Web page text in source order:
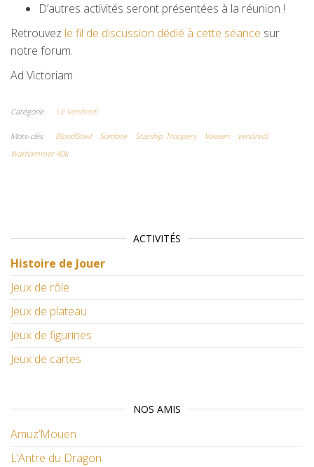
D’autres activités seront présentées à la réunion !
Retrouvez le fil de discussion dédié à cette séance sur
notre forum.
Ad Victoriam
Catégorie Le Vendredi
Mots-clés BloodBowl Sombre Starship Troopers Vaesen
vendredi
Warhammer 40k
ACTIVITÉS
Histoire de Jouer
Jeux de rôle
Jeux de plateau
Jeux de figurines
Jeux de cartes
NOS AMIS
Amuz’Mouen
L’Antre du Dragon